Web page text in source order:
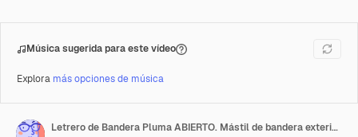
Música sugerida para este vídeo
Explora más opciones de música
Letrero de Bandera Pluma ABIERTO. Mástil de bandera exterior para gasolinera